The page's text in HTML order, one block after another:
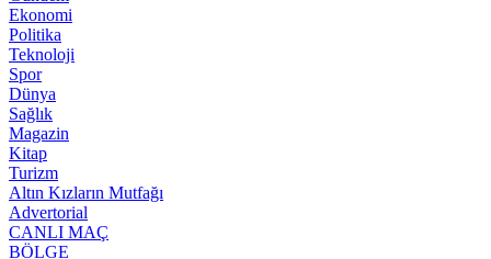
Ekonomi
Politika
Teknoloji
Spor
Dünya
Sağlık
Magazin
Kitap
Turizm
Altın Kızların Mutfağı
Advertorial
CANLI MAÇ
BÖLGE